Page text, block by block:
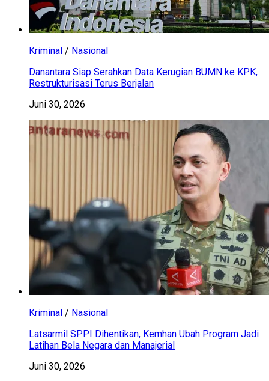
Kriminal / Nasional
Danantara Siap Serahkan Data Kerugian BUMN ke KPK,
Restrukturisasi Terus Berjalan
Juni 30, 2026
Kriminal / Nasional
Latsarmil SPPI Dihentikan, Kemhan Ubah Program Jadi
Latihan Bela Negara dan Manajerial
Juni 30, 2026